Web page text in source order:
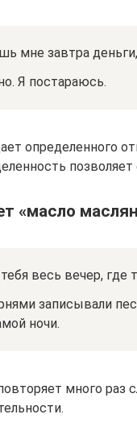
мне завтра
Я постараюсь.
определенного
позволяет
«масло
весь вечер, где
записывали
ночи.
много